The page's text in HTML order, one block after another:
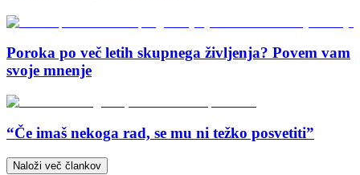
Poroka po več letih skupnega življenja? Povem vam
svoje mnenje
“Če imaš nekoga rad, se mu ni težko posvetiti”
Naloži več člankov